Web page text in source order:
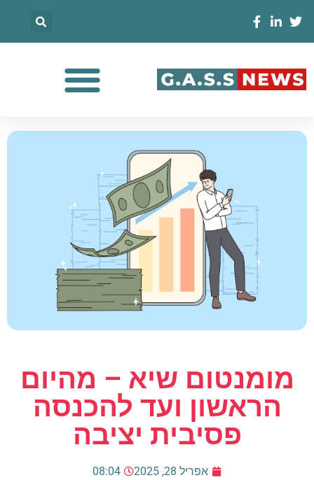
מומנטום שיא – מהיום
הראשון ועד להכנסה
פסיבית יציבה
אפריל 28, 2025 08:04